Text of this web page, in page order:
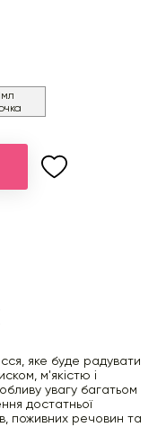
яке буде радувати
м'якістю і
увагу багатьом
достатньої
поживних речовин та